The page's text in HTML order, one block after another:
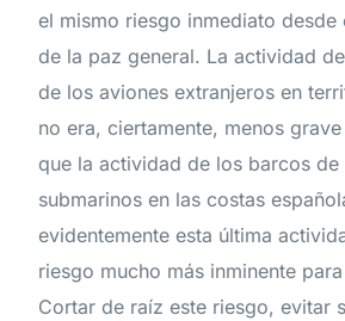
el mismo riesgo inmediato desde
de la paz general. La actividad
de los aviones extranjeros en
no era, ciertamente, menos
que la actividad de los barcos
submarinos en las costas
evidentemente esta última
riesgo mucho más inminente
Cortar de raíz este riesgo, evitar